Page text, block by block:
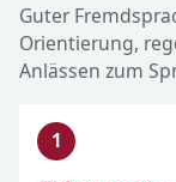
Guter
Orientierung,
Anlässen zum